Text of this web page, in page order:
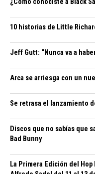
¿Cómo conociste a Black
10 historias de Little
Jeff Gutt: “Nunca va a
Arca se arriesga con un
Se retrasa el lanzamiento
Discos que no sabías que
Bad Bunny
La Primera Edición del